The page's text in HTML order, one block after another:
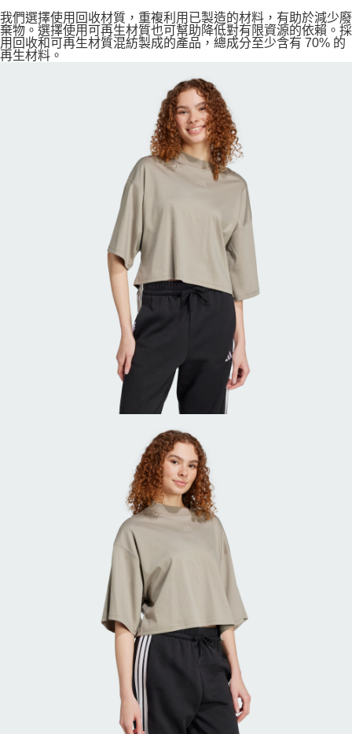
我們選擇使用回收材質，重複利用已製造的材料，有助於減少廢
棄物。選擇使用可再生材質也可幫助降低對有限資源的依賴。採
用回收和可再生材質混紡製成的產品，總成分至少含有 70% 的
再生材料。